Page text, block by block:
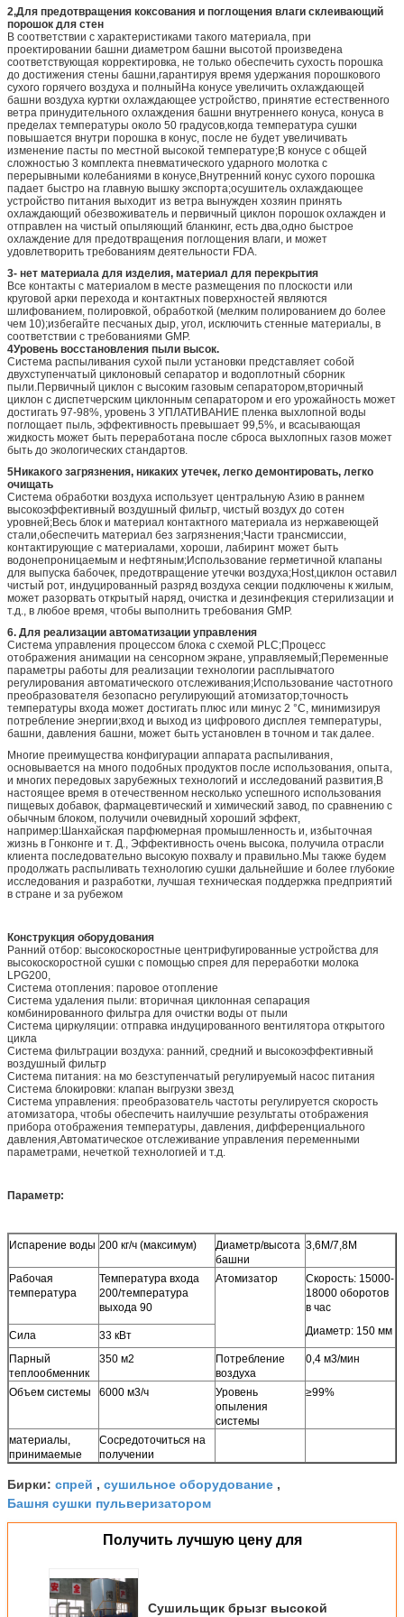
2,Для предотвращения коксования и поглощения влаги склеивающий
порошок для стен
В соответствии с характеристиками такого материала, при
проектировании башни диаметром башни высотой произведена
соответствующая корректировка, не только обеспечить сухость порошка
до достижения стены башни,гарантируя время удержания порошкового
сухого горячего воздуха и полныйНа конусе увеличить охлаждающей
башни воздуха куртки охлаждающее устройство, принятие естественного
ветра принудительного охлаждения башни внутреннего конуса, конуса в
пределах температуры около 50 градусов,когда температура сушки
повышается внутри порошка в конус, после не будет увеличивать
изменение пасты по местной высокой температуре;В конусе с общей
сложностью 3 комплекта пневматического ударного молотка с
перерывными колебаниями в конусе,Внутренний конус сухого порошка
падает быстро на главную вышку экспорта;осушитель охлаждающее
устройство питания выходит из ветра вынужден хозяин принять
охлаждающий обезвоживатель и первичный циклон порошок охлажден и
отправлен на чистый опыляющий бланкинг, есть два,одно быстрое
охлаждение для предотвращения поглощения влаги, и может
удовлетворить требованиям деятельности FDA.
3- нет материала для изделия, материал для перекрытия
Все контакты с материалом в месте размещения по плоскости или
круговой арки перехода и контактных поверхностей являются
шлифованием, полировкой, обработкой (мелким полированием до более
чем 10);избегайте песчаных дыр, угол, исключить стенные материалы, в
соответствии с требованиями GMP.
4Уровень восстановления пыли высок.
Система распыливания сухой пыли установки представляет собой
двухступенчатый циклоновый сепаратор и водоплотный сборник
пыли.Первичный циклон с высоким газовым сепаратором,вторичный
циклон с диспетчерским циклонным сепаратором и его урожайность может
достигать 97-98%, уровень 3 УПЛАТИВАНИЕ пленка выхлопной воды
поглощает пыль, эффективность превышает 99,5%, и всасывающая
жидкость может быть переработана после сброса выхлопных газов может
быть до экологических стандартов.
5Никакого загрязнения, никаких утечек, легко демонтировать, легко
очищать
Система обработки воздуха использует центральную Азию в раннем
высокоэффективный воздушный фильтр, чистый воздух до сотен
уровней;Весь блок и материал контактного материала из нержавеющей
стали,обеспечить материал без загрязнения;Части трансмиссии,
контактирующие с материалами, хороши, лабиринт может быть
водонепроницаемым и нефтяным;Использование герметичной клапаны
для выпуска бабочек, предотвращение утечки воздуха;Host,циклон оставил
чистый рот, индуцированный разряд воздуха секции подключены к жилым,
может разорвать открытый наряд, очистка и дезинфекция стерилизации и
т.д., в любое время, чтобы выполнить требования GMP.
6. Для реализации автоматизации управления
Система управления процессом блока с схемой PLC;Процесс
отображения анимации на сенсорном экране, управляемый;Переменные
параметры работы для реализации технологии расплывчатого
регулирования автоматического отслеживания;Использование частотного
преобразователя безопасно регулирующий атомизатор;точность
температуры входа может достигать плюс или минус 2 °C, минимизируя
потребление энергии;вход и выход из цифрового дисплея температуры,
башни, давления башни, может быть установлен в точном и так далее.
Многие преимущества конфигурации аппарата распыливания,
основывается на много подобных продуктов после использования, опыта,
и многих передовых зарубежных технологий и исследований развития,В
настоящее время в отечественном несколько успешного использования
пищевых добавок, фармацевтический и химический завод, по сравнению с
обычным блоком, получили очевидный хороший эффект,
например:Шанхайская парфюмерная промышленность и, избыточная
жизнь в Гонконге и т. Д., Эффективность очень высока, получила отрасли
клиента последовательно высокую похвалу и правильно.Мы также будем
продолжать распыливать технологию сушки дальнейшие и более глубокие
исследования и разработки, лучшая техническая поддержка предприятий
в стране и за рубежом
Конструкция оборудования
Ранний отбор: высокоскоростные центрифугированные устройства для
высокоскоростной сушки с помощью спрея для переработки молока
LPG200,
Система отопления: паровое отопление
Система удаления пыли: вторичная циклонная сепарация
комбинированного фильтра для очистки воды от пыли
Система циркуляции: отправка индуцированного вентилятора открытого
цикла
Система фильтрации воздуха: ранний, средний и высокоэффективный
воздушный фильтр
Система питания: на мо безступенчатый регулируемый насос питания
Система блокировки: клапан выгрузки звезд
Система управления: преобразователь частоты регулируется скорость
атомизатора, чтобы обеспечить наилучшие результаты отображения
прибора отображения температуры, давления, дифференциального
давления,Автоматическое отслеживание управления переменными
параметрами, нечеткой технологией и т.д.
Параметр:
Испарение воды 200 кг/ч (максимум)
Диаметр/высота
башни
3,6M/7,8M
Рабочая
температура
Температура входа
200/температура
выхода 90
Атомизатор
Скорость: 15000-
18000 оборотов
в час
Диаметр: 150 мм
Сила
33 кВт
Парный
теплообменник
350 м2
Потребление
воздуха
0,4 м3/мин
Объем системы 6000 м3/ч
Уровень
опыления
системы
≥99%
материалы,
принимаемые
Сосредоточиться на
получении
Бирки: спрей , сушильное оборудование ,
Башня сушки пульверизатором
Получить лучшую цену для
Сушильщик брызг высокой